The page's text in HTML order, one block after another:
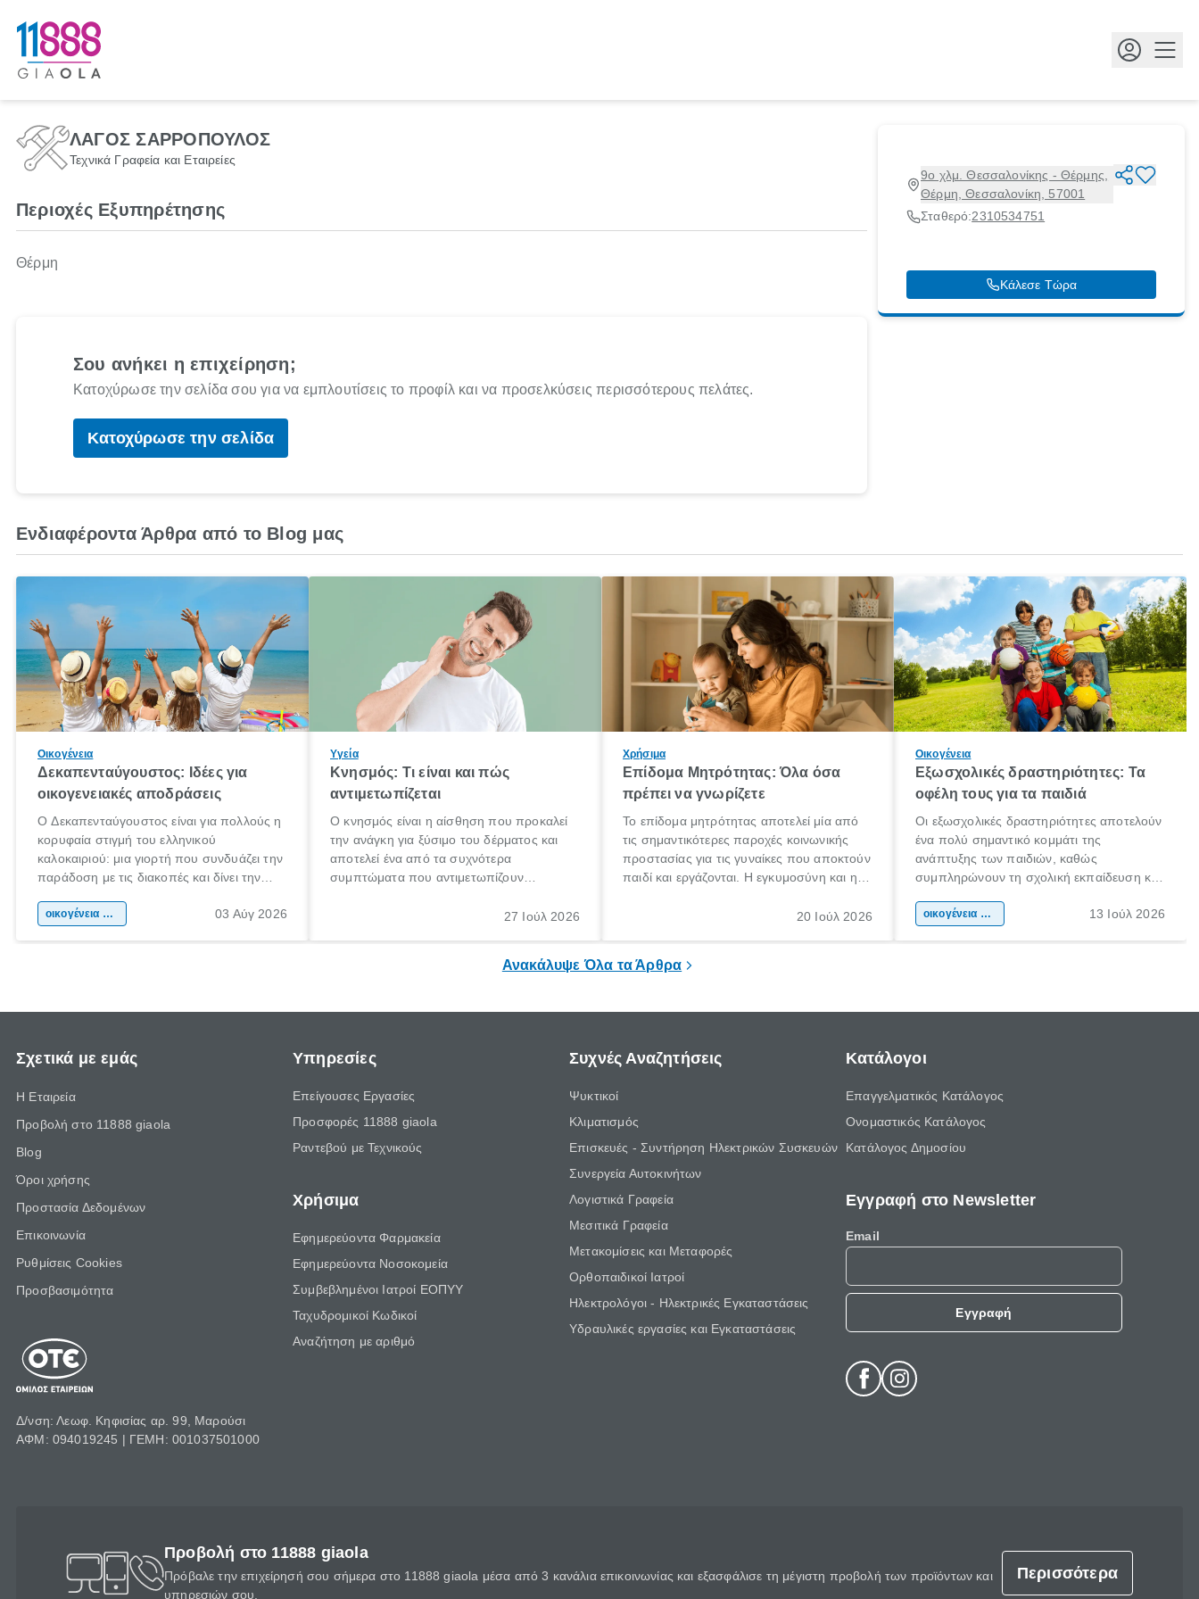
ΛΑΓΟΣ ΣΑΡΡΟΠΟΥΛΟΣ
Τεχνικά Γραφεία και Εταιρείες
9ο χλμ. Θεσσαλονίκης - Θέρμης,
Θέρμη, Θεσσαλονίκη, 57001
Σταθερό:2310534751
Κάλεσε Τώρα
Περιοχές Εξυπηρέτησης
Θέρμη
Σου ανήκει η επιχείρηση;
Κατοχύρωσε την σελίδα σου για να εμπλουτίσεις το προφίλ και να προσελκύσεις περισσότερους πελάτες.
Κατοχύρωσε την σελίδα
Ενδιαφέροντα Άρθρα από το Blog μας
Οικογένεια
Δεκαπενταύγουστος: Ιδέες για
οικογενειακές αποδράσεις
Ο Δεκαπενταύγουστος είναι για πολλούς η
κορυφαία στιγμή του ελληνικού
καλοκαιριού: μια γιορτή που συνδυάζει την
παράδοση με τις διακοπές και δίνει την
χώρας. Είτε πρόκειται για λίγες μέρες
οικογένεια & παιδί 03 Αύγ 2026
Υγεία
Κνησμός: Τι είναι και πώς
αντιμετωπίζεται
Ο κνησμός είναι η αίσθηση που προκαλεί
την ανάγκη για ξύσιμο του δέρματος και
αποτελεί ένα από τα συχνότερα
συμπτώματα που αντιμετωπίζουν
πληροφορίες για το «κνησμός τι είναι»,
27 Ιούλ 2026
Χρήσιμα
Επίδομα Μητρότητας: Όλα όσα
πρέπει να γνωρίζετε
Το επίδομα μητρότητας αποτελεί μία από
τις σημαντικότερες παροχές κοινωνικής
προστασίας για τις γυναίκες που αποκτούν
παιδί και εργάζονται. Η εγκυμοσύνη και η
σημαντική περίοδος στη ζωή κάθε20 Ιούλ 2026
Οικογένεια
Εξωσχολικές δραστηριότητες: Τα
οφέλη τους για τα παιδιά
Οι εξωσχολικές δραστηριότητες αποτελούν
ένα πολύ σημαντικό κομμάτι της
ανάπτυξης των παιδιών, καθώς
συμπληρώνουν τη σχολική εκπαίδευση και
της προσωπικότητας, της κοινωνικότητας
οικογένεια & παιδί 13 Ιούλ 2026
Ανακάλυψε Όλα τα Άρθρα
Σχετικά με εμάς
Η Εταιρεία
Προβολή στο 11888 giaola
Blog
Όροι χρήσης
Προστασία Δεδομένων
Επικοινωνία
Ρυθμίσεις Cookies
Προσβασιμότητα
Δ/νση: Λεωφ. Κηφισίας αρ. 99, Μαρούσι
ΑΦΜ: 094019245 | ΓΕΜΗ: 001037501000
Υπηρεσίες
Επείγουσες Εργασίες
Προσφορές 11888 giaola
Ραντεβού με Τεχνικούς
Χρήσιμα
Εφημερεύοντα Φαρμακεία
Εφημερεύοντα Νοσοκομεία
Συμβεβλημένοι Ιατροί ΕΟΠΥΥ
Ταχυδρομικοί Κωδικοί
Αναζήτηση με αριθμό
Συχνές Αναζητήσεις
Ψυκτικοί
Κλιματισμός
Επισκευές - Συντήρηση Ηλεκτρικών Συσκευών
Συνεργεία Αυτοκινήτων
Λογιστικά Γραφεία
Μεσιτικά Γραφεία
Μετακομίσεις και Μεταφορές
Ορθοπαιδικοί Ιατροί
Ηλεκτρολόγοι - Ηλεκτρικές Εγκαταστάσεις
Υδραυλικές εργασίες και Εγκαταστάσεις
Κατάλογοι
Επαγγελματικός Κατάλογος
Ονομαστικός Κατάλογος
Κατάλογος Δημοσίου
Εγγραφή στο Newsletter
Email
Εγγραφή
Προβολή στο 11888 giaola
Πρόβαλε την επιχείρησή σου σήμερα στο 11888 giaola μέσα από 3 κανάλια επικοινωνίας και εξασφάλισε τη μέγιστη προβολή των προϊόντων και
υπηρεσιών σου.
Περισσότερα